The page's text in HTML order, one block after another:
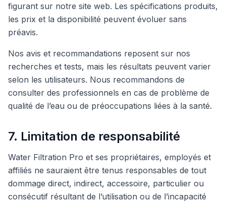
figurant sur notre site web. Les spécifications produits,
les prix et la disponibilité peuvent évoluer sans
préavis.
Nos avis et recommandations reposent sur nos
recherches et tests, mais les résultats peuvent varier
selon les utilisateurs. Nous recommandons de
consulter des professionnels en cas de problème de
qualité de l’eau ou de préoccupations liées à la santé.
7. Limitation de responsabilité
Water Filtration Pro et ses propriétaires, employés et
affiliés ne sauraient être tenus responsables de tout
dommage direct, indirect, accessoire, particulier ou
consécutif résultant de l’utilisation ou de l’incapacité